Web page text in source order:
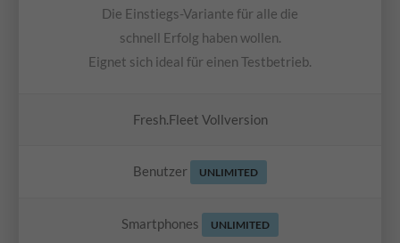
Die Einstiegs-Variante für alle die
schnell Erfolg haben wollen.
Eignet sich ideal für einen Testbetrieb.
Fresh.Fleet Vollversion
Benutzer UNLIMITED
Smartphones UNLIMITED